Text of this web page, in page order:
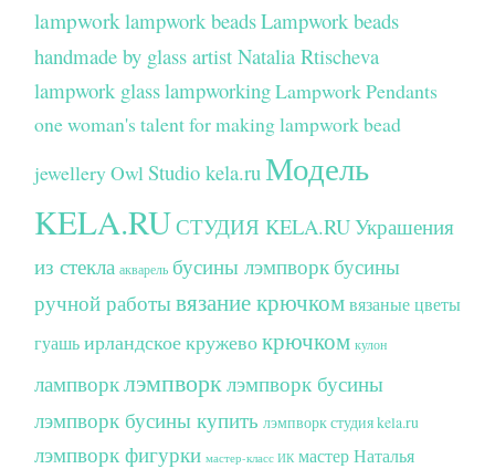
lampwork lampwork beadsLampwork beads
handmade by glass artist Natalia Rtischeva
lampwork glasslampworkingLampwork Pendants
one woman's talent for making lampwork bead
jewelleryOwl Studio kela.ru Модель
KELA.RUСТУДИЯ KELA.RUУкрашения
из стекла акварель бусины лэмпворк бусины
ручной работывязание крючкомвязаные цветы
гуашьирландское кружевокрючком кулон
лампворклэмпворк лэмпворк бусины
лэмпворк бусины купить лэмпворк студия kela.ru
лэмпворк фигурки мастер-класс ИК мастер Наталья